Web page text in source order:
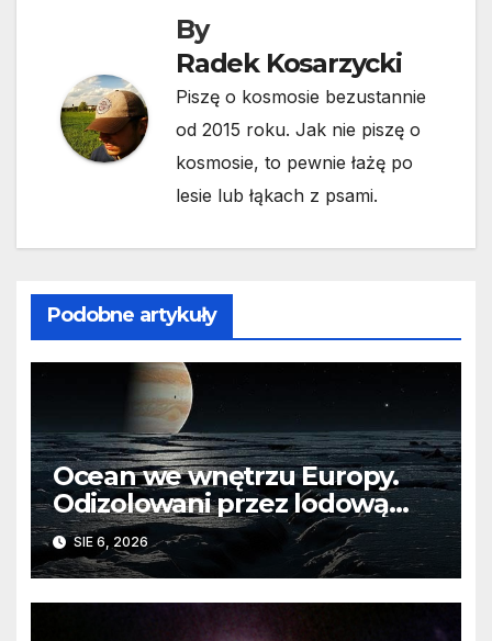
By
Radek Kosarzycki
Piszę o kosmosie bezustannie
od 2015 roku. Jak nie piszę o
kosmosie, to pewnie łażę po
lesie lub łąkach z psami.
Podobne artykuły
Ocean we wnętrzu Europy.
Odizolowani przez lodową
barierę
SIE 6, 2026